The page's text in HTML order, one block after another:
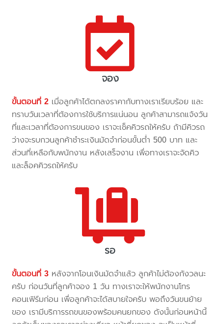
จอง
ขั้นตอนที่ 2 เมื่อลูกค้าได้ตกลงราคากับทางเราเรียบร้อย และ
ทราบวันเวลาที่ต้องการใช้บริการแน่นอน ลูกค้าสามารถแจ้งวัน
ที่และเวลาที่ต้องการขนของ เราจะเช็คคิวรถให้ครับ ถ้ามีคิวรถ
ว่างจะรบกวนลูกค้าชำระเงินมัดจำก่อนขั้นต่ำ 500 บาท และ
ส่วนที่เหลือกับพนักงาน หลังเสร็จงาน เพื่อทางเราจะจัดคิว
และล็อคคิวรถให้ครับ
รอ
ขั้นตอนที่ 3 หลังจากโอนเงินมัดจำแล้ว ลูกค้าไม่ต้องกังวลนะ
ครับ ก่อนวันที่ลูกค้าจอง 1 วัน ทางเราจะให้พนักงานโทร
คอนเฟิร์มก่อน เพื่อลูกค้าจะได้สบายใจครับ พอถึงวันขนย้าย
ของ เรามีบริการรถขนของพร้อมคนยกของ ดังนั้นก่อนหน้านี้